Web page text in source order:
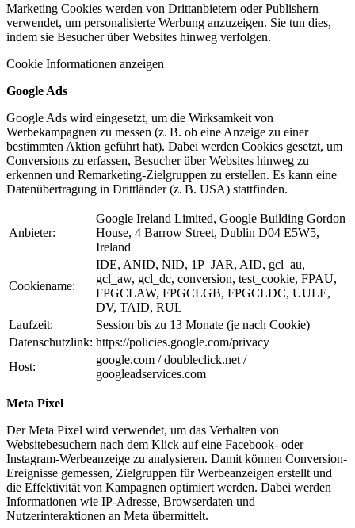
Marketing Cookies werden von Drittanbietern oder Publishern
verwendet, um personalisierte Werbung anzuzeigen. Sie tun dies,
indem sie Besucher über Websites hinweg verfolgen.
Cookie Informationen anzeigen
Google Ads
Google Ads wird eingesetzt, um die Wirksamkeit von
Werbekampagnen zu messen (z. B. ob eine Anzeige zu einer
bestimmten Aktion geführt hat). Dabei werden Cookies gesetzt, um
Conversions zu erfassen, Besucher über Websites hinweg zu
erkennen und Remarketing-Zielgruppen zu erstellen. Es kann eine
Datenübertragung in Drittländer (z. B. USA) stattfinden.
Anbieter:
Google Ireland Limited, Google Building Gordon
House, 4 Barrow Street, Dublin D04 E5W5,
Ireland
Cookiename:
IDE, ANID, NID, 1P_JAR, AID, gcl_au,
gcl_aw, gcl_dc, conversion, test_cookie, FPAU,
FPGCLAW, FPGCLGB, FPGCLDC, UULE,
DV, TAID, RUL
Laufzeit:
Session bis zu 13 Monate (je nach Cookie)
Datenschutzlink: https://policies.google.com/privacy
Host:
google.com / doubleclick.net /
googleadservices.com
Meta Pixel
Der Meta Pixel wird verwendet, um das Verhalten von
Websitebesuchern nach dem Klick auf eine Facebook- oder
Instagram-Werbeanzeige zu analysieren. Damit können Conversion-
Ereignisse gemessen, Zielgruppen für Werbeanzeigen erstellt und
die Effektivität von Kampagnen optimiert werden. Dabei werden
Informationen wie IP-Adresse, Browserdaten und
Nutzerinteraktionen an Meta übermittelt.